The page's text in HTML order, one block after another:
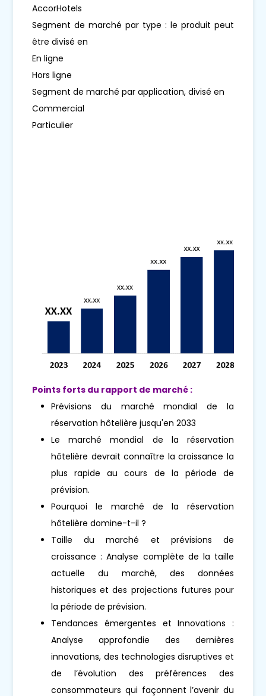
AccorHotels
Segment de marché par type : le produit peut
être divisé en
En ligne
Hors ligne
Segment de marché par application, divisé en
Commercial
Particulier
Points forts du rapport de marché :
Prévisions du marché mondial de la
réservation hôtelière jusqu'en 2033
Le marché mondial de la réservation
hôtelière devrait connaître la croissance la
plus rapide au cours de la période de
prévision.
Pourquoi le marché de la réservation
hôtelière domine-t-il ?
Taille du marché et prévisions de
croissance : Analyse complète de la taille
actuelle du marché, des données
historiques et des projections futures pour
la période de prévision.
Tendances émergentes et Innovations :
Analyse approfondie des dernières
innovations, des technologies disruptives et
de l’évolution des préférences des
consommateurs qui façonnent l’avenir du